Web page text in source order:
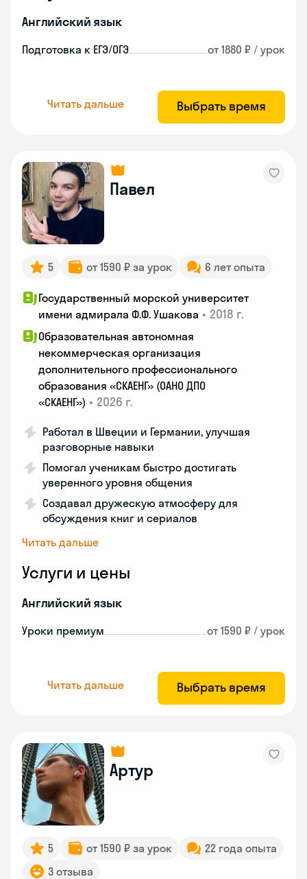
Английский язык
Подготовка к ЕГЭ/ОГЭ от 1880 ₽ / урок
Читать дальше Выбрать время
Павел
5 от 1590 ₽ за урок 6 лет опыта
Государственный морской университет
имени адмирала Ф.Ф. Ушакова • 2018 г.
Образовательная автономная
некоммерческая организация
дополнительного профессионального
образования «СКАЕНГ» (ОАНО ДПО
«СКАЕНГ») • 2026 г.
Работал в Швеции и Германии, улучшая
разговорные навыки
Помогал ученикам быстро достигать
уверенного уровня общения
Создавал дружескую атмосферу для
обсуждения книг и сериалов
Читать дальше
Услуги и цены
Английский язык
Уроки премиум от 1590 ₽ / урок
Читать дальше Выбрать время
Артур
5 от 1590 ₽ за урок
22 года опыта
3 отзыва